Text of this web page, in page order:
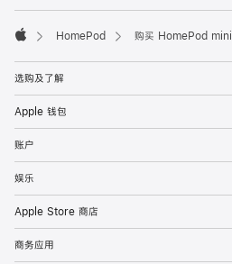
HomePod 购买 HomePod mini
选购及了解
Apple 钱包
账户
娱乐
Apple Store 商店
商务应用